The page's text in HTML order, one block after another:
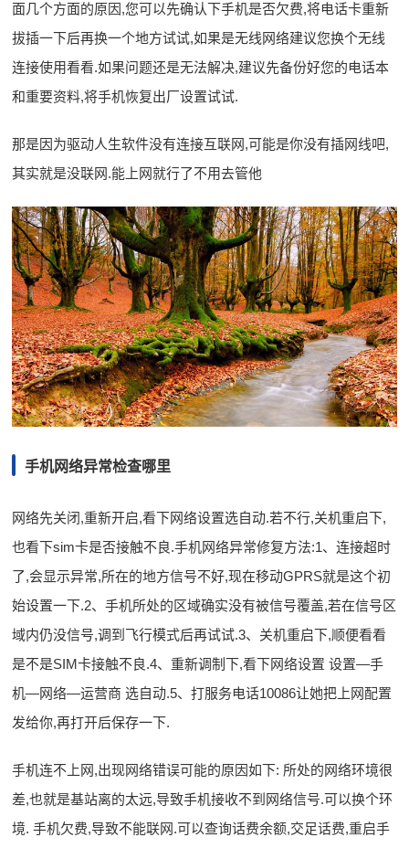
面几个方面的原因,您可以先确认下手机是否欠费,将电话卡重新
拔插一下后再换一个地方试试,如果是无线网络建议您换个无线
连接使用看看.如果问题还是无法解决,建议先备份好您的电话本
和重要资料,将手机恢复出厂设置试试.
那是因为驱动人生软件没有连接互联网,可能是你没有插网线吧,
其实就是没联网.能上网就行了不用去管他
手机网络异常检查哪里
网络先关闭,重新开启,看下网络设置选自动.若不行,关机重启下,
也看下sim卡是否接触不良.手机网络异常修复方法:1、连接超时
了,会显示异常,所在的地方信号不好,现在移动GPRS就是这个初
始设置一下.2、手机所处的区域确实没有被信号覆盖,若在信号区
域内仍没信号,调到飞行模式后再试试.3、关机重启下,顺便看看
是不是SIM卡接触不良.4、重新调制下,看下网络设置 设置—手
机—网络—运营商 选自动.5、打服务电话10086让她把上网配置
发给你,再打开后保存一下.
手机连不上网,出现网络错误可能的原因如下: 所处的网络环境很
差,也就是基站离的太远,导致手机接收不到网络信号.可以换个环
境. 手机欠费,导致不能联网.可以查询话费余额,交足话费,重启手